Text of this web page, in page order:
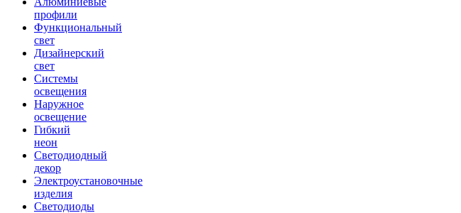
профили
Функциональный
свет
Дизайнерский
свет
Системы
освещения
Наружное
освещение
Гибкий
неон
Светодиодный
декор
Электроустановочные
изделия
Светодиоды